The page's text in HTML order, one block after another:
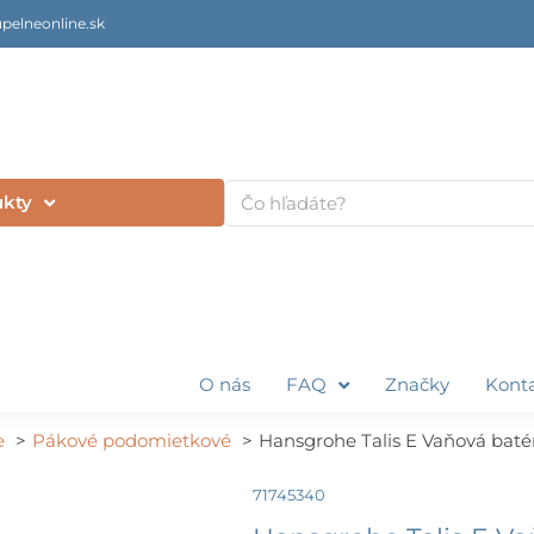
Vyhľadať
O nás FAQ Značky
Pákové podomietkové Hansgrohe Talis E Vaňová
71745340